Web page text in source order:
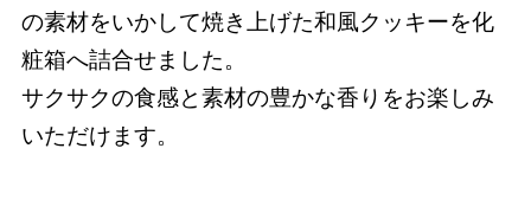
の素材をいかして焼き上げた和風クッキーを化
粧箱へ詰合せました。
サクサクの食感と素材の豊かな香りをお楽しみ
いただけます。